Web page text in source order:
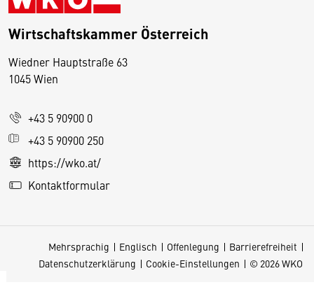
Wirtschaftskammer Österreich
Wiedner Hauptstraße 63
1045 Wien
+43 5 90900 0
+43 5 90900 250
https://wko.at/
Kontaktformular
Mehrsprachig Englisch Offenlegung
Barrierefreiheit
Datenschutzerklärung
Cookie-Einstellungen © 2026 WKO
D
s
e
S
e